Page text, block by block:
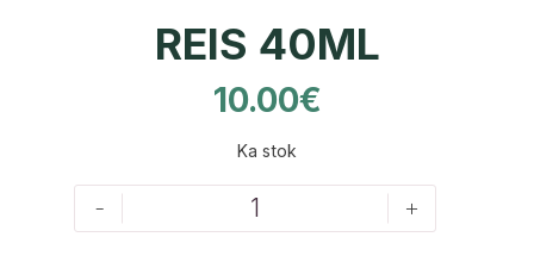
REIS 40ML
10.00€
Ka stok
- +